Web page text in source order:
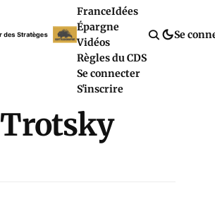
FranceIdées
Épargne
Vidéos
Règles du CDS
Se connecter
S'inscrire
Se
Trotsky